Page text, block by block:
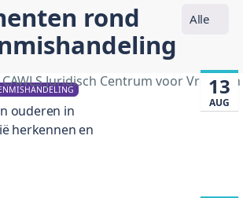
rond
Alle
ouderen in
herkennen en
13
AUG